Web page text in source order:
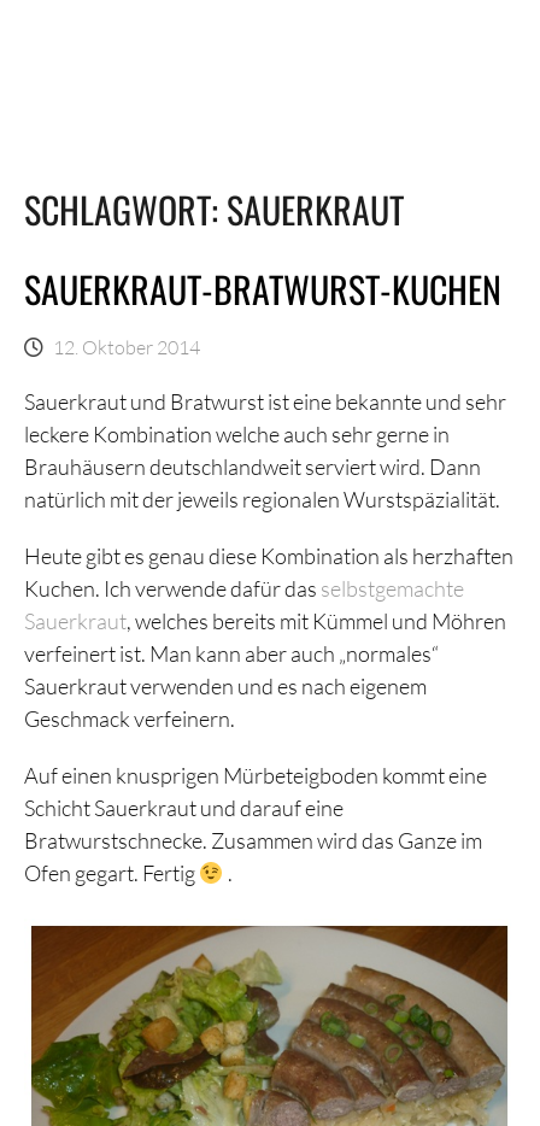
SCHLAGWORT: SAUERKRAUT
SAUERKRAUT-BRATWURST-KUCHEN
12. Oktober 2014
Sauerkraut und Bratwurst ist eine bekannte und sehr
leckere Kombination welche auch sehr gerne in
Brauhäusern deutschlandweit serviert wird. Dann
natürlich mit der jeweils regionalen Wurstspäzialität.
Heute gibt es genau diese Kombination als herzhaften
Kuchen. Ich verwende dafür das selbstgemachte
Sauerkraut, welches bereits mit Kümmel und Möhren
verfeinert ist. Man kann aber auch „normales“
Sauerkraut verwenden und es nach eigenem
Geschmack verfeinern.
Auf einen knusprigen Mürbeteigboden kommt eine
Schicht Sauerkraut und darauf eine
Bratwurstschnecke. Zusammen wird das Ganze im
Ofen gegart. Fertig
.